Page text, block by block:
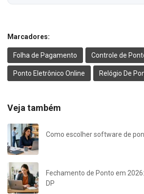
Marcadores:
Folha de Pagamento Controle de
Ponto Eletrônico Online Relógio De
Veja também
Como escolher software de
Fechamento de Ponto em
DP